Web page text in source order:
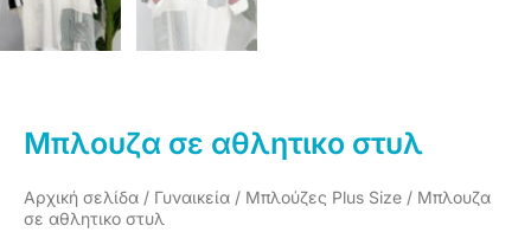
Μπλουζα σε αθλητικο στυλ
Αρχική σελίδα / Γυναικεία / Μπλούζες Plus Size / Μπλουζα
σε αθλητικο στυλ